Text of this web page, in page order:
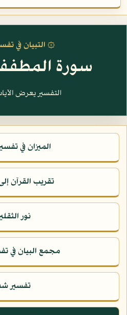
۞ التبيان في
سورة
التفسير يعرض الآيات ١٨
الميزان في
تقريب القرآن
نور
مجمع البيان في
تفسير